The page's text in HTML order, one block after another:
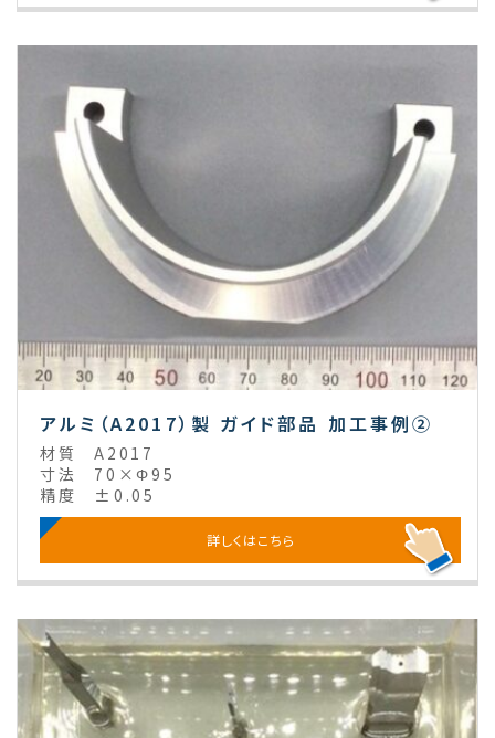
アルミ（A2017）製 ガイド部品 加工事例②
材質
A2017
寸法
70×Φ95
精度
±0.05
詳しくはこちら